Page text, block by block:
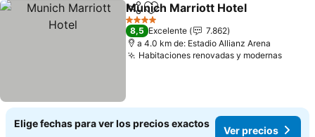
CompartirAgregar a favoritos
Munich Marriott Hotel
4 Estrellas
8,5 Excelente
7.862
a 4.0 km de: Estadio Allianz Arena
Habitaciones renovadas y modernasVer
Elige fechas para ver los precios exactos
Ver precios